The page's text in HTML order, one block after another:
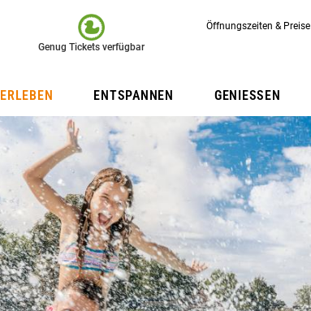
Genug Tickets verfügbar
Secondary
Öffnungszeiten & Preise
ERLEBEN ENTSPANNEN GENIESSEN